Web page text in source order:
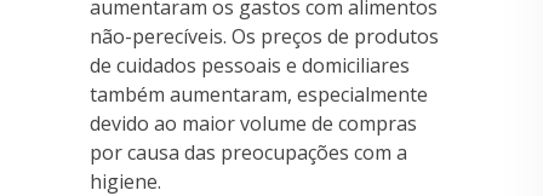
aumentaram os gastos com alimentos
não-perecíveis. Os preços de produtos
de cuidados pessoais e domiciliares
também aumentaram, especialmente
devido ao maior volume de compras
por causa das preocupações com a
higiene.